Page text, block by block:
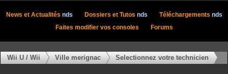
News et Actualités nds Dossiers et Tutos nds Téléchargements nds
Faites modifier vos consoles
Forums
Wii U / Wii Ville merignac Selectionnez votre technicien